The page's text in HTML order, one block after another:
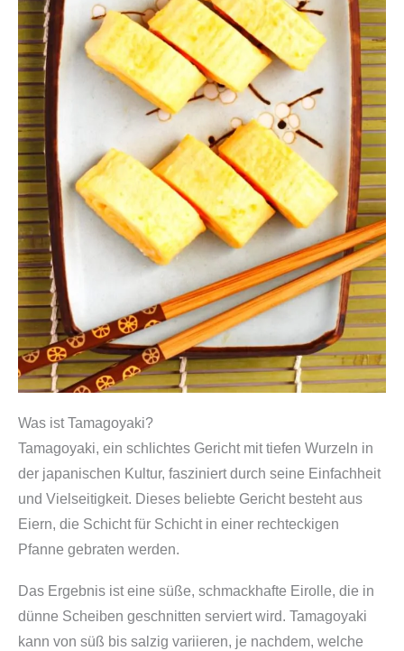
Was ist Tamagoyaki?
Tamagoyaki, ein schlichtes Gericht mit tiefen Wurzeln in
der japanischen Kultur, fasziniert durch seine Einfachheit
und Vielseitigkeit. Dieses beliebte Gericht besteht aus
Eiern, die Schicht für Schicht in einer rechteckigen
Pfanne gebraten werden.
Das Ergebnis ist eine süße, schmackhafte Eirolle, die in
dünne Scheiben geschnitten serviert wird. Tamagoyaki
kann von süß bis salzig variieren, je nachdem, welche